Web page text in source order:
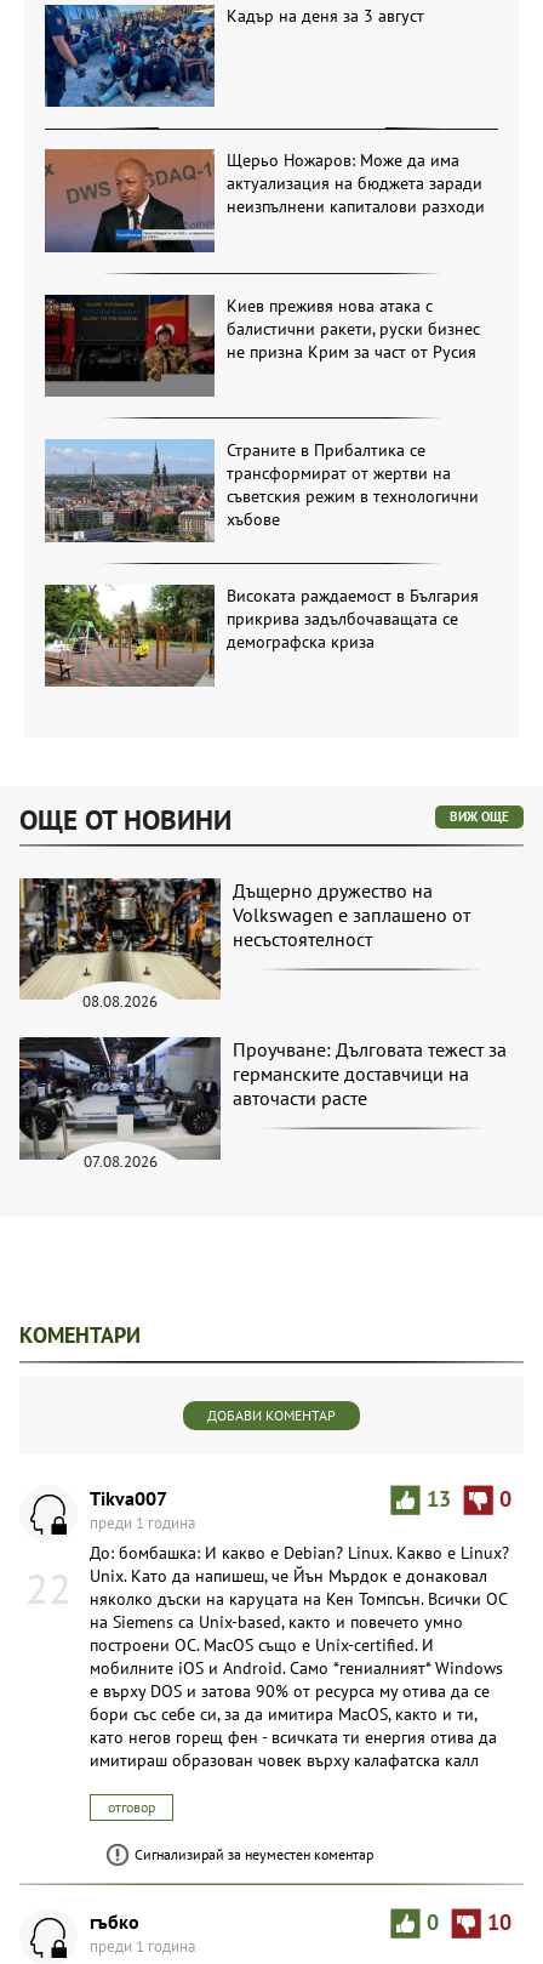
Кадър на деня за 3 август
Щерьо Ножаров: Може да има
актуализация на бюджета заради
неизпълнени капиталови разходи
Киев преживя нова атака с
балистични ракети, руски бизнес
не призна Крим за част от Русия
Страните в Прибалтика се
трансформират от жертви на
съветския режим в технологични
хъбове
Високата раждаемост в България
прикрива задълбочаващата се
демографска криза
ОЩЕ ОТ НОВИНИ ВИЖ ОЩЕ
08.08.2026
Дъщерно дружество на
Volkswagen е заплашено от
несъстоятелност
07.08.2026
Проучване: Дълговата тежест за
германските доставчици на
авточасти расте
КОМЕНТАРИ
ДОБАВИ КОМЕНТАР
22
13 0
Tikva007
преди 1 година
До: бомбашка: И какво е Debian? Linux. Какво е Linux?
Unix. Като да напишеш, че Йън Мърдок е донаковал
няколко дъски на каруцата на Кен Томпсън. Всички ОС
на Siemens са Unix-based, както и повечето умно
построени ОС. MacOS също е Unix-certified. И
мобилните iOS и Android. Само *гениалният* Windows
е върху DOS и затова 90% от ресурса му отива да се
бори със себе си, за да имитира MacOS, както и ти,
като негов горещ фен - всичката ти енергия отива да
имитираш образован човек върху калафатска калл
отговор
Сигнализирай за неуместен коментар
0 10
гъбко
преди 1 година